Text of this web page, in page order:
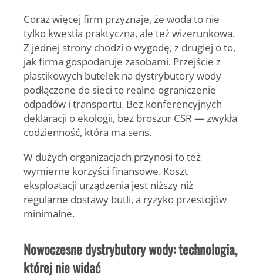
Coraz więcej firm przyznaje, że woda to nie
tylko kwestia praktyczna, ale też wizerunkowa.
Z jednej strony chodzi o wygodę, z drugiej o to,
jak firma gospodaruje zasobami. Przejście z
plastikowych butelek na dystrybutory wody
podłączone do sieci to realne ograniczenie
odpadów i transportu. Bez konferencyjnych
deklaracji o ekologii, bez broszur CSR — zwykła
codzienność, która ma sens.
W dużych organizacjach przynosi to też
wymierne korzyści finansowe. Koszt
eksploatacji urządzenia jest niższy niż
regularne dostawy butli, a ryzyko przestojów
minimalne.
Nowoczesne dystrybutory wody: technologia,
której nie widać